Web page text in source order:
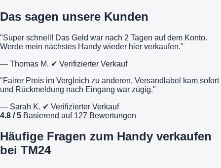
Das sagen unsere Kunden
"Super schnell! Das Geld war nach 2 Tagen auf dem Konto.
Werde mein nächstes Handy wieder hier verkaufen."
— Thomas M. ✔ Verifizierter Verkauf
"Fairer Preis im Vergleich zu anderen. Versandlabel kam sofort
und Rückmeldung nach Eingang war zügig."
— Sarah K. ✔ Verifizierter Verkauf
4.8 / 5 Basierend auf 127 Bewertungen
Häufige Fragen zum Handy verkaufen
bei TM24